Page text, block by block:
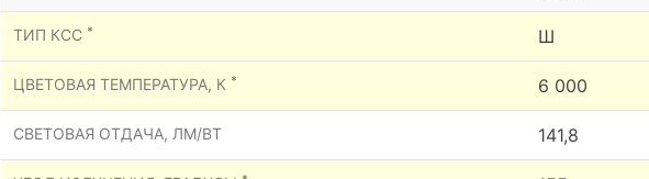
ТИП КСС * Ш
ЦВЕТОВАЯ ТЕМПЕРАТУРА, К * 6 000
СВЕТОВАЯ ОТДАЧА, ЛМ/ВТ 141,8